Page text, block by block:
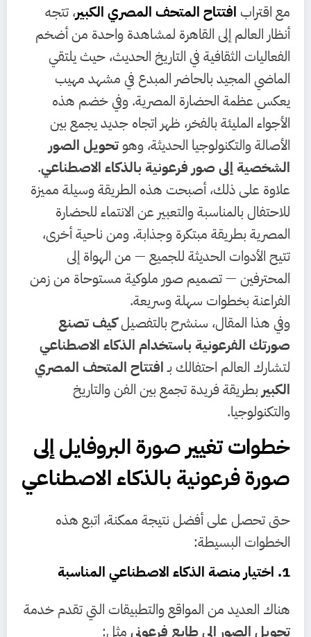
مع اقتراب افتتاح المتحف المصري الكبير، تتجه
أنظار العالم إلى القاهرة لمشاهدة واحدة من أضخم
الفعاليات الثقافية في التاريخ الحديث، حيث يلتقي
الماضي المجيد بالحاضر المبدع في مشهد مهيب
يعكس عظمة الحضارة المصرية. وفي خضم هذه
الأجواء المليئة بالفخر، ظهر اتجاه جديد يجمع بين
الأصالة والتكنولوجيا الحديثة، وهو تحويل الصور
الشخصية إلى صور فرعونية بالذكاء الاصطناعي.
علاوة على ذلك، أصبحت هذه الطريقة وسيلة مميزة
للاحتفال بالمناسبة والتعبير عن الانتماء للحضارة
المصرية بطريقة مبتكرة وجذابة. ومن ناحية أخرى،
تتيح الأدوات الحديثة للجميع — من الهواة إلى
المحترفين — تصميم صور ملوكية مستوحاة من زمن
الفراعنة بخطوات سهلة وسريعة.
وفي هذا المقال، سنشرح بالتفصيلكيف تصنع
صورتك الفرعونية باستخدام الذكاء الاصطناعي
لتشارك العالم احتفالك بـافتتاح المتحف المصري
الكبير بطريقة فريدة تجمع بين الفن والتاريخ
والتكنولوجيا.
خطوات تغيير صورة البروفايل إلى
صورة فرعونية بالذكاء الاصطناعي
حتى تحصل على أفضل نتيجة ممكنة، اتبع هذه
الخطوات البسيطة:
1. اختيار منصة الذكاء الاصطناعي المناسبة
هناك العديد من المواقع والتطبيقات التي تقدم خدمة
تحويل الصور إلى طابع فرعوني مثل: